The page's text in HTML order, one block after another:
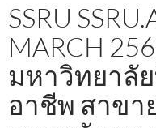
SSRU
MARCH
มหาวิทยาลั
อาชีพ สาขา